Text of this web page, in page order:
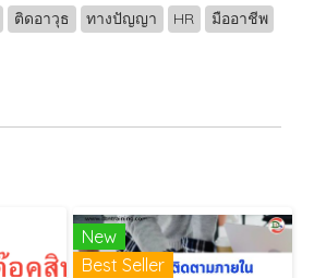
ติดอาวุธ ทางปัญญา HR
มืออาชีพ
New
Best Seller